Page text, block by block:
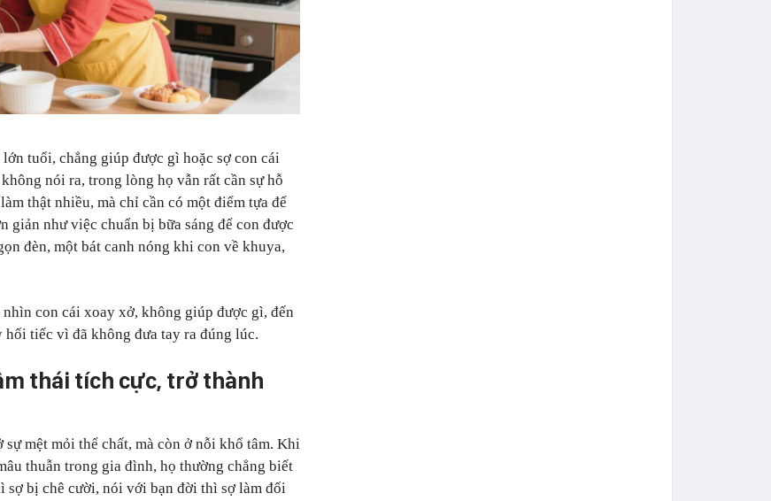
tuổi, chẳng giúp được gì hoặc sợ con cái
nói ra, trong lòng họ vẫn rất cần sự hỗ
thật nhiều, mà chỉ cần có một điểm tựa để
giản như việc chuẩn bị bữa sáng để con được
đèn, một bát canh nóng khi con về khuya,
con cái xoay xở, không giúp được gì, đến
tiếc vì đã không đưa tay ra đúng lúc.
thái tích cực, trở thành
mệt mỏi thể chất, mà còn ở nỗi khổ tâm. Khi
thuẫn trong gia đình, họ thường chẳng biết
sợ bị chê cười, nói với bạn đời thì sợ làm đối